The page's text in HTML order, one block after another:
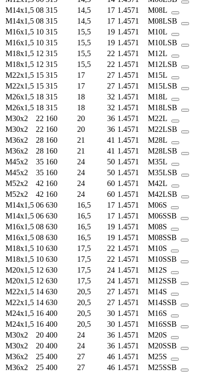
M14x1,5 08 315 14,5 17 1.4571
M08L
M14x1,5 08 315 14,5 17 1.4571
M08LSB
M16x1,5 10 315 15,5 19 1.4571
M10L
M16x1,5 10 315 15,5 19 1.4571
M10LSB
M18x1,5 12 315 15,5 22 1.4571
M12L
M18x1,5 12 315 15,5 22 1.4571
M12LSB
M22x1,5 15 315 17 27 1.4571
M15L
M22x1,5 15 315 17 27 1.4571
M15LSB
M26x1,5 18 315 18 32 1.4571
M18L
M26x1,5 18 315 18 32 1.4571
M18LSB
M30x2
22 160 20 36 1.4571
M22L
M30x2
22 160 20 36 1.4571
M22LSB
M36x2
28 160 21 41 1.4571
M28L
M36x2
28 160 21 41 1.4571
M28LSB
M45x2
35 160 24 50 1.4571
M35L
M45x2
35 160 24 50 1.4571
M35LSB
M52x2
42 160 24 60 1.4571
M42L
M52x2
42 160 24 60 1.4571
M42LSB
M14x1,5 06 630 16,5 17 1.4571
M06S
M14x1,5 06 630 16,5 17 1.4571
M06SSB
M16x1,5 08 630 16,5 19 1.4571
M08S
M16x1,5 08 630 16,5 19 1.4571
M08SSB
M18x1,5 10 630 17,5 22 1.4571
M10S
M18x1,5 10 630 17,5 22 1.4571
M10SSB
M20x1,5 12 630 17,5 24 1.4571
M12S
M20x1,5 12 630 17,5 24 1.4571
M12SSB
M22x1,5 14 630 20,5 27 1.4571
M14S
M22x1,5 14 630 20,5 27 1.4571
M14SSB
M24x1,5 16 400 20,5 30 1.4571
M16S
M24x1,5 16 400 20,5 30 1.4571
M16SSB
M30x2
20 400 24 36 1.4571
M20S
M30x2
20 400 24 36 1.4571
M20SSB
M36x2
25 400 27 46 1.4571
M25S
M36x2
25 400 27 46 1.4571
M25SSB